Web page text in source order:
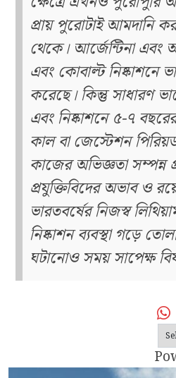
প্রায় পুরোটাই আমদানি
থেকে। আর্জেন্টিনা এবং
এবং কোবাল্ট নিষ্কাশনে
করেছে। কিন্তু সাধারণ
এবং নিষ্কাশনে ৫-৭
কাল বা জেস্টেশন
কাজের অভিজ্ঞতা সম্পন্ন
প্রযুক্তিবিদের অভাব ও
ভারতবর্ষের নিজস্ব
নিষ্কাশন ব্যবস্থা গড়ে
ঘটানোও সময় সাপেক্ষ